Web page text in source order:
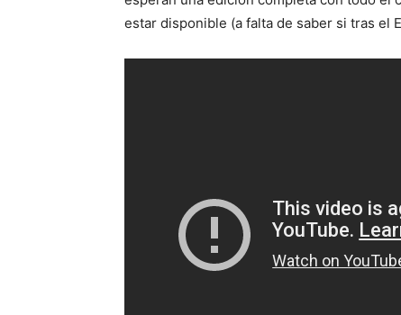
estar disponible (a falta de saber si tras el